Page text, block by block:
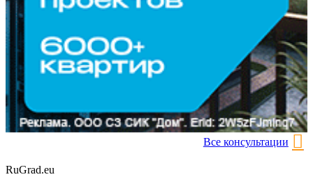
Все консультации
RuGrad.eu